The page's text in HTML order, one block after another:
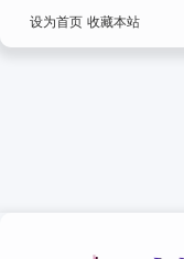
设为首页 收藏本站